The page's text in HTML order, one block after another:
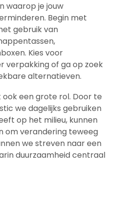
waarop je jouw
Begin met
gebruik van
Kies voor
verpakking of ga op zoek
alternatieven.
een grote rol. Door te
we dagelijks gebruiken
op het milieu, kunnen
om verandering teweeg
we streven naar een
duurzaamheid centraal